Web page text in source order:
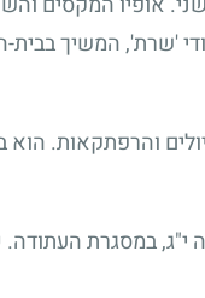
'שרת', המשיך בבית-
והרפתקאות. הוא
י"ג, במסגרת